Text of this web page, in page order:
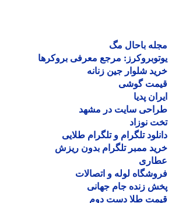
باحال مگ
مرجع معرفی بروکرها
شلوار جین زنانه
گوشی
پدیا
سایت در مشهد
نوزاد
تلگرام و تلگرام طلایی
ممبر تلگرام بدون ریزش
لوله و اتصالات
زنده جام جهانی
طلا دست دوم